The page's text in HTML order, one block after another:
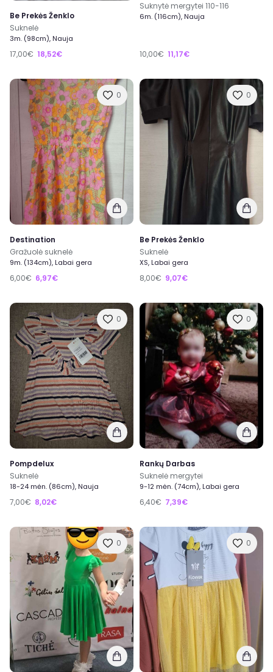
Be Prekės Ženklo
Suknelė
3m. (98cm), Nauja
17,00€ 18,52€
Suknytė mergytei 110-116
6m. (116cm), Nauja
10,00€ 11,17€
0
Destination
Gražuolė suknelė
9m. (134cm), Labai gera
6,00€ 6,97€
0
Be Prekės Ženklo
Suknelė
XS, Labai gera
8,00€ 9,07€
0
Pompdelux
Suknelė
18-24 mėn. (86cm), Nauja
7,00€ 8,02€
0
Rankų Darbas
Suknelė mergytei
9-12 mėn. (74cm), Labai gera
6,40€ 7,39€
0 0